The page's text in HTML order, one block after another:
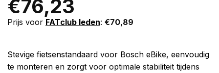
€76,23
Prijs voor FATclub leden: €70,89
Stevige fietsenstandaard voor Bosch eBike, eenvoudig
te monteren en zorgt voor optimale stabiliteit tijdens